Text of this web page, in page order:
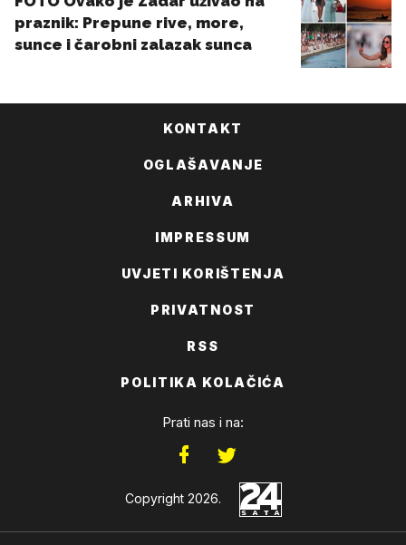
KONTAKT
OGLAŠAVANJE
ARHIVA
IMPRESSUM
UVJETI KORIŠTENJA
PRIVATNOST
RSS
POLITIKA KOLAČIĆA
Prati nas i na:
Copyright 2026.